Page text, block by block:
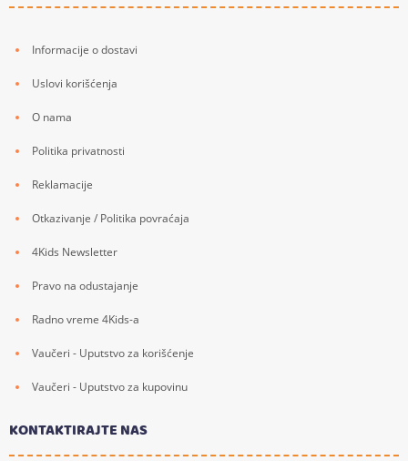
Informacije o dostavi
Uslovi korišćenja
O nama
Politika privatnosti
Reklamacije
Otkazivanje / Politika povraćaja
4Kids Newsletter
Pravo na odustajanje
Radno vreme 4Kids-a
Vaučeri - Uputstvo za korišćenje
Vaučeri - Uputstvo za kupovinu
KONTAKTIRAJTE NAS